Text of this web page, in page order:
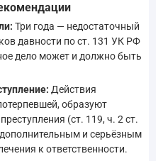
Три года — недостаточный
давности по ст. 131 УК РФ
дело может и должно быть
Действия
образуют
(ст. 119, ч. 2 ст.
и серьёзным
к ответственности.